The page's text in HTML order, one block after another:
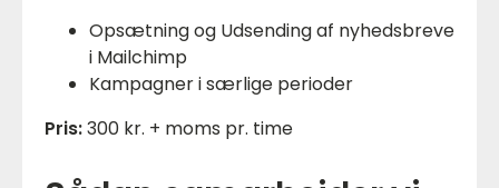
Opsætning og Udsending af nyhedsbreve
i Mailchimp
Kampagner i særlige perioder
Pris:300 kr. + moms pr. time